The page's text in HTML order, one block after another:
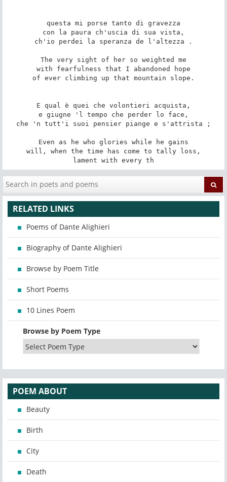
questa mi porse tanto di gravezza
con la paura ch'uscia di sua vista,
ch'io perdei la speranza de l'altezza .
The very sight of her so weighted me
with fearfulness that I abandoned hope
of ever climbing up that mountain slope.
E qual è quei che volontieri acquista,
e giugne 'l tempo che perder lo face,
che 'n tutt'i suoi pensier piange e s'attrista ;
Even as he who glories while he gains
will, when the time has come to tally loss,
lament with every th
RELATED LINKS
Poems of Dante Alighieri
Biography of Dante Alighieri
Browse by Poem Title
Short Poems
10 Lines Poem
Browse by Poem Type
POEM ABOUT
Beauty
Birth
City
Death